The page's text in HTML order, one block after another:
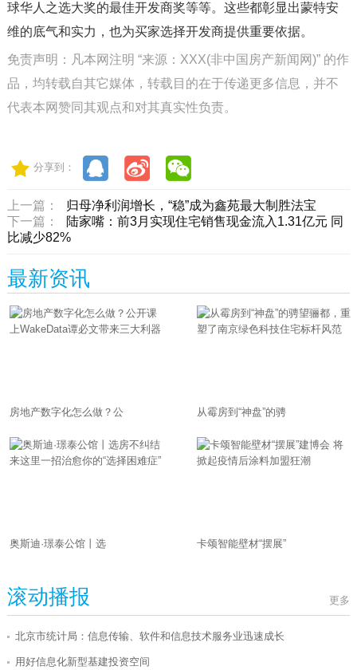
球华人之选大奖的最佳开发商奖等等。这些都彰显出蒙特安
维的底气和实力，也为买家选择开发商提供重要依据。
免责声明：凡本网注明 “来源：XXX(非中国房产新闻网)” 的作
品，均转载自其它媒体，转载目的在于传递更多信息，并不
代表本网赞同其观点和对其真实性负责。
分享到：
上一篇：
归母净利润增长，“稳”成为鑫苑最大制胜法宝
下一篇：
陆家嘴：前3月实现住宅销售现金流入1.31亿元 同
比减少82%
最新资讯
房地产数字化怎么做？公 从霉房到“神盘”的骋
奥斯迪·璟泰公馆丨选 卡颂智能壁材“摆展”
滚动播报 更多
北京市统计局：信息传输、软件和信息技术服务业迅速成长
用好信息化新型基建投资空间